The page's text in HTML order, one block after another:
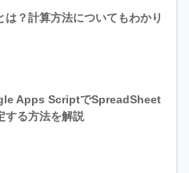
は？計算方法についてもわかり
Apps ScriptでSpreadSheet
する方法を解説